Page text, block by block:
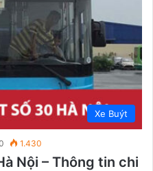
Xe Buýt
1.430
Nội – Thông tin chi